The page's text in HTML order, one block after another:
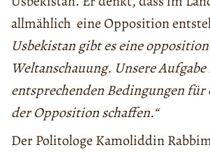
allmählich eine Opposition
Usbekistan gibt es eine
Weltanschauung. Unsere
entsprechenden Bedingungen
der Opposition schaffen.“
Der Politologe Kamoliddin